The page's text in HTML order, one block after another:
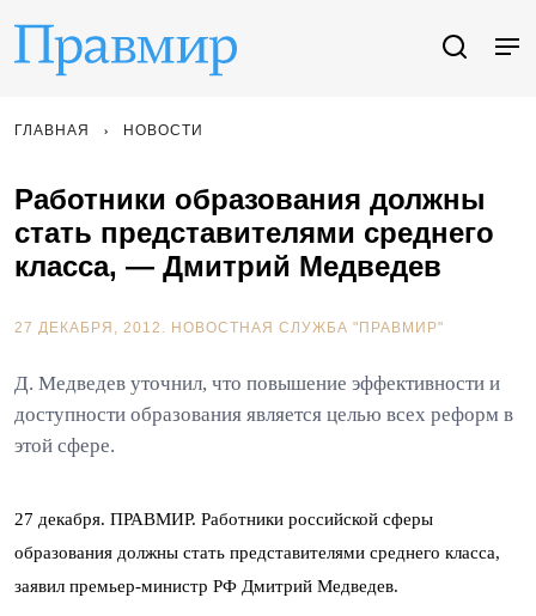
ГЛАВНАЯ НОВОСТИ
Работники образования должны
стать представителями среднего
класса, — Дмитрий Медведев
27 ДЕКАБРЯ, 2012. НОВОСТНАЯ СЛУЖБА "ПРАВМИР"
Д. Медведев уточнил, что повышение эффективности и
доступности образования является целью всех реформ в
этой сфере.
27 декабря. ПРАВМИР. Работники российской сферы
образования должны стать представителями среднего класса,
заявил премьер-министр РФ Дмитрий Медведев.